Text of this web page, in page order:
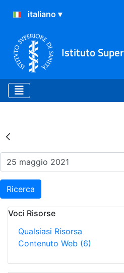
Istituto
Risultati della
Ricerca
Voci Risorse
Qualsiasi Risorsa
Contenuto Web (6)